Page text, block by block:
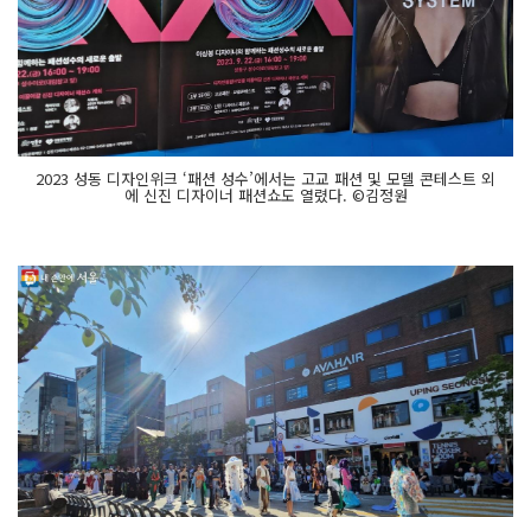
2023 성동 디자인위크 ‘패션 성수’에서는 고교 패션 및 모델 콘테스트 외
에 신진 디자이너 패션쇼도 열렸다. ©김정원